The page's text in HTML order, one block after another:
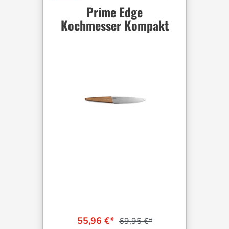
Prime Edge
Kochmesser Kompakt
55,96 €* 69,95 €*